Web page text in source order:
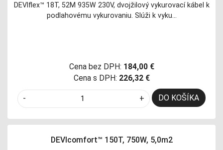
DEVIflex™ 18T, 52M 935W 230V, dvojžilový vykurovací kábel k
podlahovému vykurovaniu. Slúži k vyku…
Cena bez DPH: 184,00 €
Cena s DPH: 226,32 €
- + DO KOŠÍKA
DEVIcomfort™ 150T, 750W, 5,0m2